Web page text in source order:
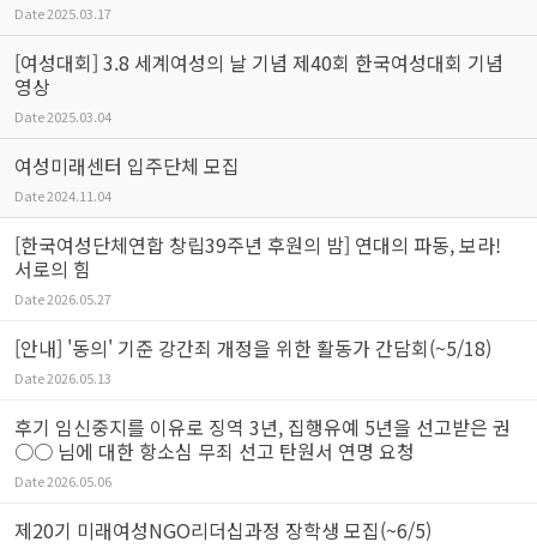
Date2025.03.17
[여성대회] 3.8 세계여성의 날 기념 제40회 한국여성대회 기념
영상
Date2025.03.04
여성미래센터 입주단체 모집
Date2024.11.04
[한국여성단체연합 창립39주년 후원의 밤] 연대의 파동, 보라!
서로의 힘
Date2026.05.27
[안내] '동의' 기준 강간죄 개정을 위한 활동가 간담회(~5/18)
Date2026.05.13
후기 임신중지를 이유로 징역 3년, 집행유예 5년을 선고받은 권
○○ 님에 대한 항소심 무죄 선고 탄원서 연명 요청
Date2026.05.06
제20기 미래여성NGO리더십과정 장학생 모집(~6/5)